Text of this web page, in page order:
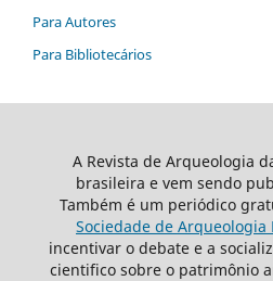
Para Autores
Para Bibliotecários
A Revista de Arqueologia
brasileira e vem sendo
Também é um periódico
Sociedade de Arqueologia
incentivar o debate e a
cientifico sobre o patrimônio